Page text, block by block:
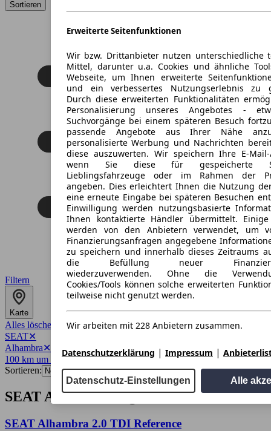
Erweiterte Seitenfunktionen
Wir bzw. Drittanbieter nutzen unterschiedliche
Mittel, darunter u.a. Cookies und ähnliche
Webseite, um Ihnen erweiterte
und ein verbessertes Nutzungserlebnis zu
Durch diese erweiterten Funktionalitäten
Personalisierung unseres Angebotes -
Suchvorgänge bei einem späteren Besuch
passende Angebote aus Ihrer Nähe
personalisierte Werbung und Nachrichten
diese auszuwerten. Wir speichern Ihre E-Mail-
wenn Sie diese für gespeicherte
Lieblingsfahrzeuge oder im Rahmen der
angeben. Dies erleichtert Ihnen die Nutzung
eine erneute Eingabe bei späteren Besuchen
Einwilligung werden nutzungsbasierte
Ihnen kontaktierte Händler übermittelt. Einige
werden von den Anbietern verwendet, um
Finanzierungsanfragen angegebene
zu speichern und innerhalb dieses Zeitraums
die Befüllung neuer
wiederzuverwenden. Ohne die
Cookies/Tools können solche erweiterten
teilweise nicht genutzt werden.
Wir arbeiten mit 228 Anbietern zusammen.
Datenschutzerklärung | Impressum |
Datenschutz-Einstellungen Alle
Sortieren
Filtern
Karte
Alles löschen
SEAT✕
Alhambra✕
100 km um 7545✕
Sortieren:
SEAT Alhambra Angebote in Gera
SEAT Alhambra 2.0 TDI Reference